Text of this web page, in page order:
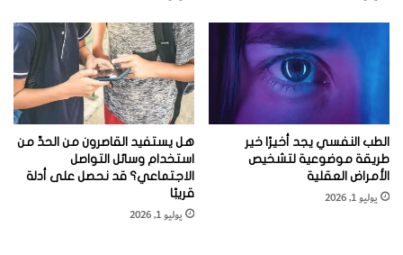
بمجموعة من المهاميز الحادة المسلحة بالسم. وهذا السم
المؤلم يعرقل حركة الذكور المنافسين كما أنه يشكل دفاعا
جاهزا ضد البشر المزعجين والكلاب. وهذا أيضا تدبير غريب
بعض الشيء، وغير متوقع من حيوان ثديي معروف بغرابة
وضعه للبيض، وبمنقاره الذي يشبه منقار البط. وسُمُّ خلد الماء
يحتوي على فئة من الجزيئات التي اعتقد علماء الأحياء أنها لا
توجد بشكل طبيعي خارج العالَم
الميكروسكوبي
microscopic worldd للبكتيريا.
الطب النفسي يجد أخيرًا خير
طريقة موضوعية لتشخيص
الأمراض العقلية
يوليو 1, 2026
هل يستفيد القاصرون من الحدِّ من
استخدام وسائل التواصل
الاجتماعي؟ قد نحصل على أدلة
قريبًا
يوليو 1, 2026